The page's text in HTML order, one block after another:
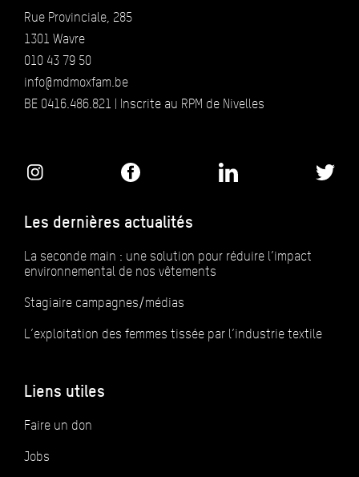
Rue Provinciale, 285
1301 Wavre
010 43 79 50
info@mdmoxfam.be
BE 0416.486.821 | Inscrite au RPM de Nivelles
Les dernières actualités
La seconde main : une solution pour réduire l’impact
environnemental de nos vêtements
Stagiaire campagnes/médias
L’exploitation des femmes tissée par l’industrie textile
Liens utiles
Faire un don
Jobs